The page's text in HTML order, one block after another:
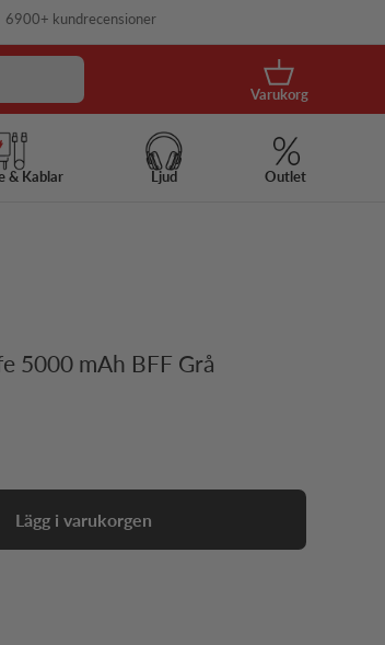
6900+ kundrecensioner
Korg
Varukorg
& Kablar Ljud Outlet
5000 mAh BFF Grå
Lägg i varukorgen